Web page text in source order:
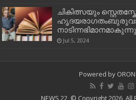
ചികിത്സയും
Jul 5, 2024
Powered by
NEWS 22, © Copyright 2026, All